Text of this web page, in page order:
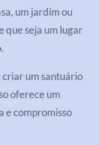
um jardim ou
que seja um lugar
criar um santuário
oferece um
e compromisso